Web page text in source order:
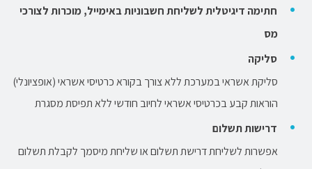
חתימה דיגיטלית לשליחת חשבוניות באימייל, מוכרות לצורכי
מס
סליקה
סליקת אשראי במערכת ללא צורך בקורא כרטיסי אשראי (אופציונלי)
הוראות קבע בכרטיסי אשראי לחיוב חודשי ללא תפיסת מסגרת
דרישות תשלום
אפשרות לשליחת דרישת תשלום או שליחת מיסמך לקבלת תשלום